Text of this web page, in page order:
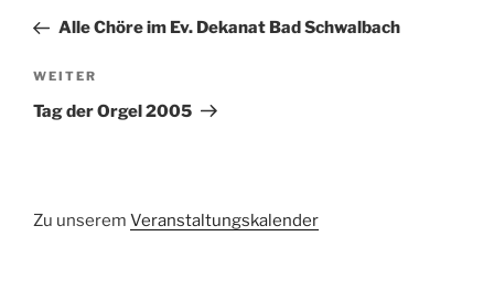
Beitrag
Alle Chöre im Ev. Dekanat Bad Schwalbach
Nächster
Beitrag
WEITER
Tag der Orgel 2005
Zu unserem Veranstaltungskalender